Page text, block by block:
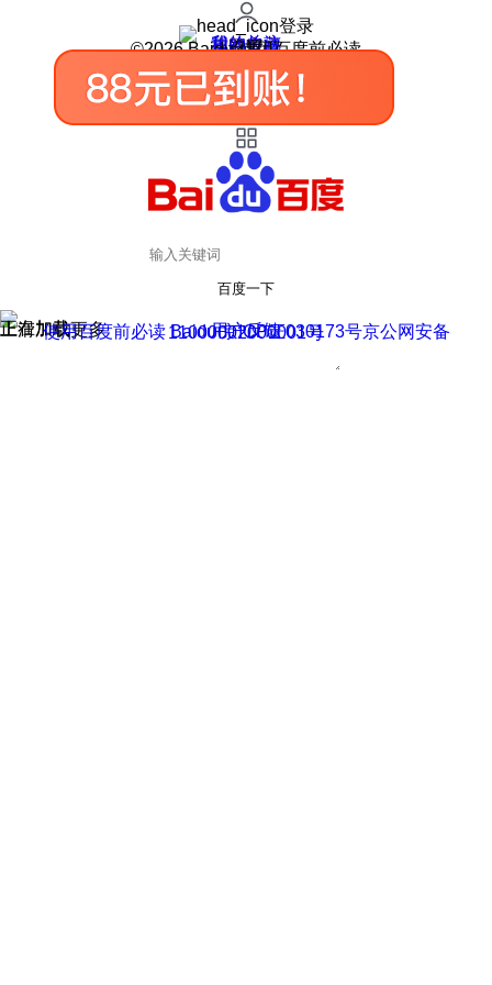
登录
我的关注
我的收藏
皮肤中心
用户反馈
设置
©2026 Baidu 使用百度前必读
百度一下
正在加载
上滑加载更多 用户反馈
使用百度前必读 Baidu 京ICP证030173号
京公网安备11000002000001号